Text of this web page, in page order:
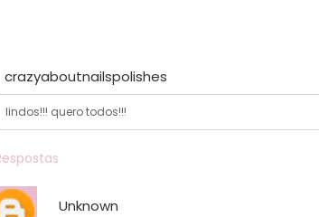
crazyaboutnailspolishes
lindos!!! quero todos!!!
Unknown